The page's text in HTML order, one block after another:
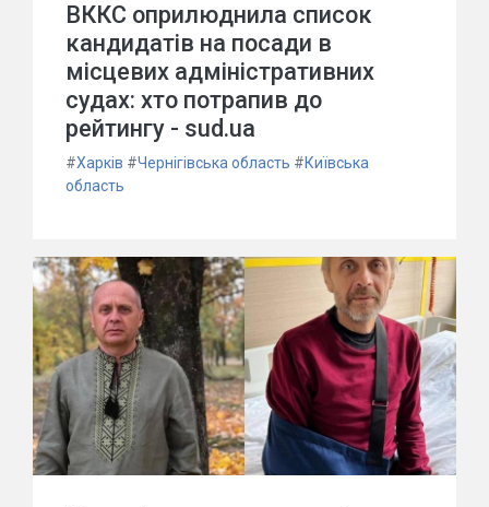
ВККС оприлюднила список
кандидатів на посади в
місцевих адміністративних
судах: хто потрапив до
рейтингу - sud.ua
#Харків #Чернігівська область #Київська
область